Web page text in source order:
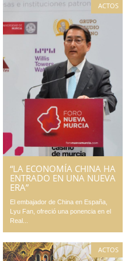
ACTOS
“LA ECONOMÍA CHINA HA
ENTRADO EN UNA NUEVA
ERA”
El embajador de China en España,
Lyu Fan, ofreció una ponencia en el
Real...
ACTOS